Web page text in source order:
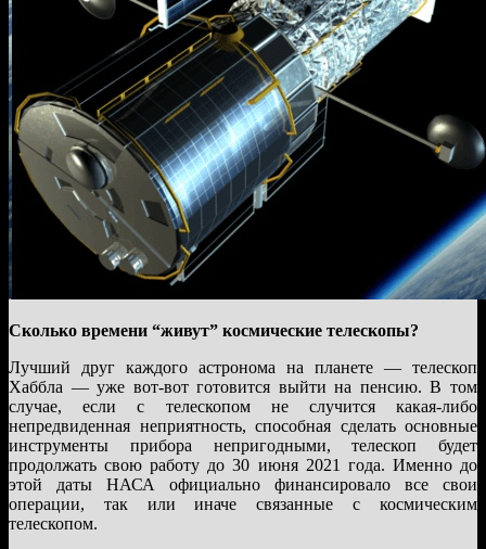
Сколько времени “живут” космические телескопы?
Лучший друг каждого астронома на планете — телескоп
Хаббла — уже вот-вот готовится выйти на пенсию. В том
случае, если с телескопом не случится какая-либо
непредвиденная неприятность, способная сделать основные
инструменты прибора непригодными, телескоп будет
продолжать свою работу до 30 июня 2021 года. Именно до
этой даты НАСА официально финансировало все свои
операции, так или иначе связанные с космическим
телескопом.